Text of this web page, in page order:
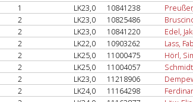
1 LK23,0 10841238
2 LK23,0 10825486
2 LK23,0 10841220 Edel,
2 LK22,0 10903262 Lass,
2 LK25,0 11000475 Hörl,
2 LK25,0 11004057
2 LK23,0 11218906
2 LK24,0 11164298